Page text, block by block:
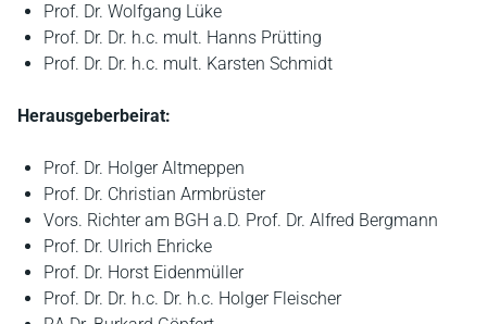
Prof. Dr. Wolfgang Lüke
Prof. Dr. Dr. h.c. mult. Hanns Prütting
Prof. Dr. Dr. h.c. mult. Karsten Schmidt
Herausgeberbeirat:
Prof. Dr. Holger Altmeppen
Prof. Dr. Christian Armbrüster
Vors. Richter am BGH a.D. Prof. Dr. Alfred Bergmann
Prof. Dr. Ulrich Ehricke
Prof. Dr. Horst Eidenmüller
Prof. Dr. Dr. h.c. Dr. h.c. Holger Fleischer